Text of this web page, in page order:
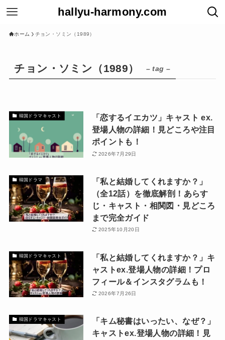
hallyu-harmony.com
ホーム チョン・ソミン（1989）
チョン・ソミン（1989） – tag –
韓国ドラマキャスト
「恋するイエカツ」キャスト ex.
登場人物の詳細！見どころや注目
ポイントも！
2026年7月29日
韓国ドラマ
「私と結婚してくれますか？」
（全12話）を徹底解剖！あらす
じ・キャスト・相関図・見どころ
まで完全ガイド
2025年10月20日
韓国ドラマキャスト
「私と結婚してくれますか？」キ
ャストex.登場人物の詳細！プロ
フィール＆インスタグラムも！
2026年7月26日
韓国ドラマキャスト
「キム秘書はいったい、なぜ？」
キャストex.登場人物の詳細！見